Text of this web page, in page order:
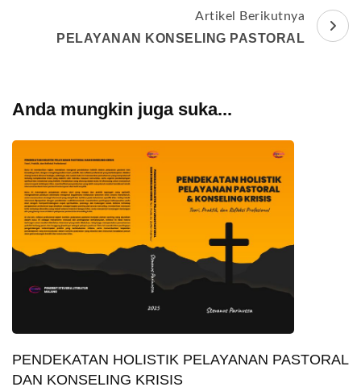
Artikel Berikutnya
PELAYANAN KONSELING PASTORAL
Anda mungkin juga suka...
PENDEKATAN HOLISTIK PELAYANAN PASTORAL
DAN KONSELING KRISIS